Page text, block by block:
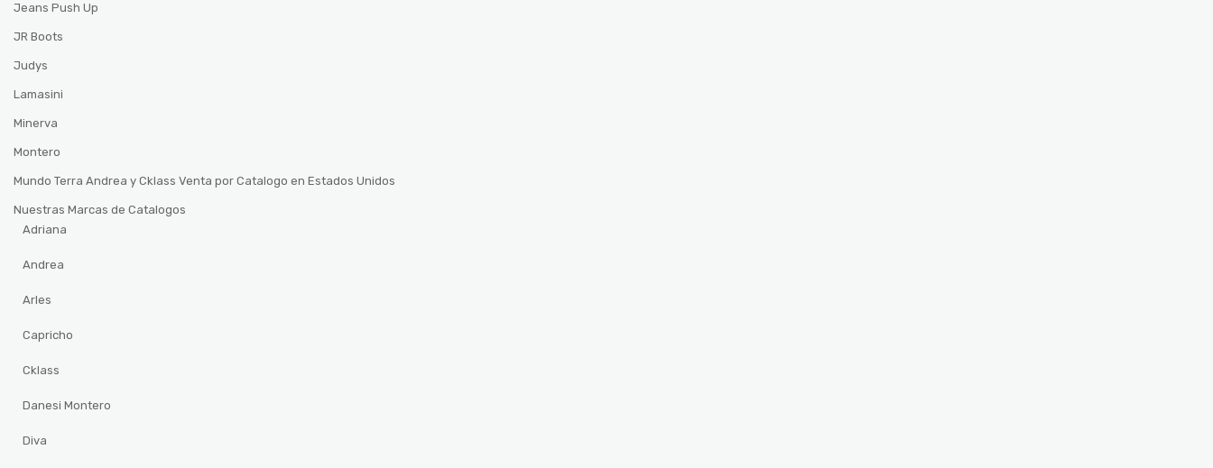
Jeans Push Up
JR Boots
Judys
Lamasini
Minerva
Montero
Mundo Terra Andrea y Cklass Venta por Catalogo en Estados Unidos
Nuestras Marcas de Catalogos
Adriana
Andrea
Arles
Capricho
Cklass
Danesi Montero
Diva